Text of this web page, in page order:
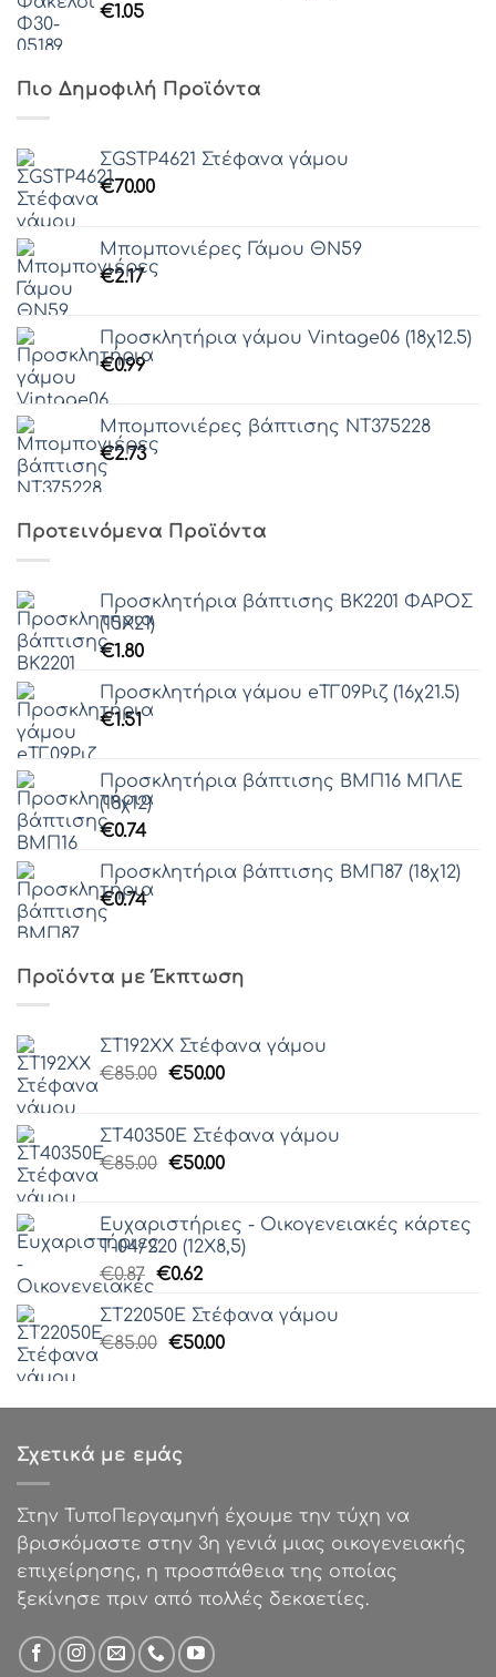
€1.05
Πιο Δημοφιλή Προϊόντα
ΣGSTP4621 Στέφανα γάμου
€70.00
Μπομπονιέρες Γάμου ΘΝ59
€2.17
Προσκλητήρια γάμου Vintage06 (18χ12.5)
€0.99
Μπομπονιέρες βάπτισης ΝΤ375228
€2.73
Προτεινόμενα Προϊόντα
Προσκλητήρια βάπτισης ΒΚ2201 ΦΑΡΟΣ
(15Χ21)
€1.80
Προσκλητήρια γάμου eΤΓ09Ριζ (16χ21.5)
€1.51
Προσκλητήρια βάπτισης ΒΜΠ16 ΜΠΛΕ
(18χ12)
€0.74
Προσκλητήρια βάπτισης ΒΜΠ87 (18χ12)
€0.74
Προϊόντα με Έκπτωση
ΣΤ192ΧΧ Στέφανα γάμου
€85.00 Original
€85.00.
€50.00Η
είναι:
€50.00.
ΣΤ40350Ε Στέφανα γάμου
€85.00 Original
€85.00.
€50.00Η
είναι:
€50.00.
Ευχαριστήριες - Οικογενειακές κάρτες
Τ-04/220 (12Χ8,5)
€0.87 Original
was:
€0.87.
€0.62Η
τιμή
είναι:
ΣΤ22050Ε Στέφανα γάμου
€85.00 Original
€85.00.
€50.00Η
είναι:
Σχετικά με εμάς
Στην ΤυποΠεργαμηνή έχουμε την τύχη να
βρισκόμαστε στην 3η γενιά μιας οικογενειακής
επιχείρησης, η προσπάθεια της οποίας
ξεκίνησε πριν από πολλές δεκαετίες.